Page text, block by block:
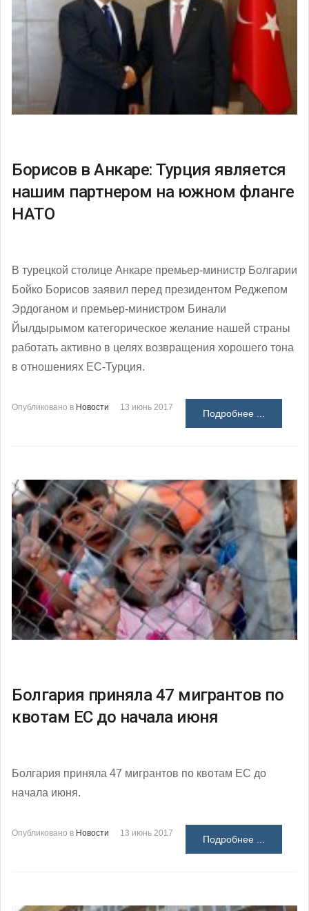
Борисов в Анкаре: Турция является
нашим партнером на южном фланге
НАТО
В турецкой столице Анкаре премьер-министр Болгарии
Бойко Борисов заявил перед президентом Реджепом
Эрдоганом и премьер-министром Бинали
Йылдырымом категорическое желание нашей страны
работать активно в целях возвращения хорошего тона
в отношениях ЕС-Турция.
Опубликовано в Новости 13 июнь 2017
Подробнее ...
Болгария приняла 47 мигрантов по
квотам ЕС до начала июня
Болгария приняла 47 мигрантов по квотам ЕС до
начала июня.
Опубликовано в Новости 13 июнь 2017
Подробнее ...